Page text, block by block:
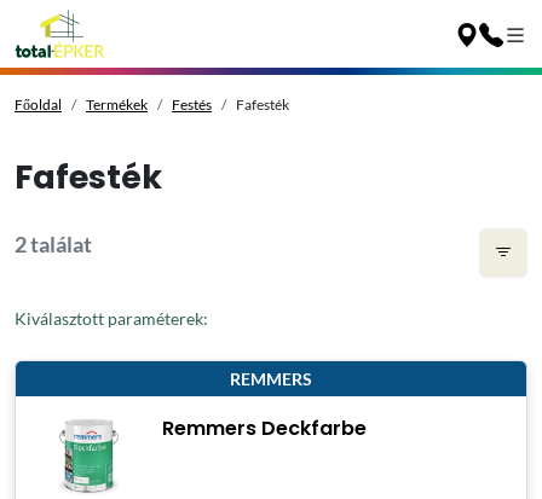
Főoldal Termékek Festés Fafesték
Fafesték
2 találat
Kiválasztott paraméterek:
REMMERS
Remmers Deckfarbe